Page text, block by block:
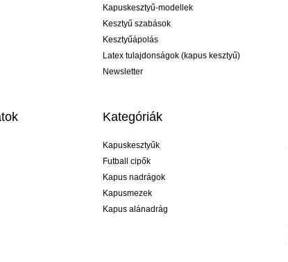
Kapuskesztyű-modellek
Kesztyű szabások
Kesztyűápolás
Latex tulajdonságok (kapus kesztyű)
Newsletter
Kategóriák
Kapuskesztyűk
Futball cipők
Kapus nadrágok
Kapusmezek
Kapus alánadrág